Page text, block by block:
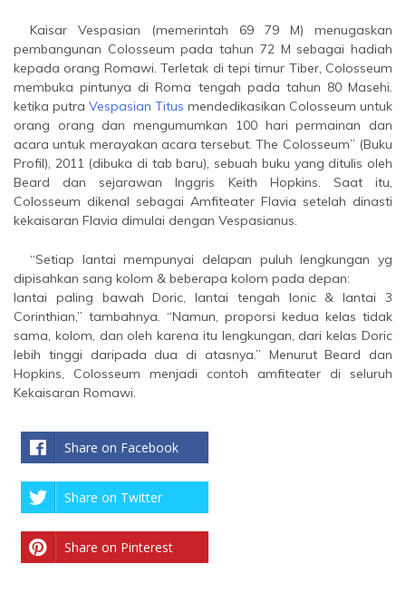
Kaisar Vespasian (memerintah 69 79 M) menugaskan
pembangunan Colosseum pada tahun 72 M sebagai hadiah
kepada orang Romawi. Terletak di tepi timur Tiber, Colosseum
membuka pintunya di Roma tengah pada tahun 80 Masehi.
ketika putra Vespasian Titus mendedikasikan Colosseum untuk
orang orang dan mengumumkan 100 hari permainan dan
acara untuk merayakan acara tersebut. The Colosseum” (Buku
Profil), 2011 (dibuka di tab baru), sebuah buku yang ditulis oleh
Beard dan sejarawan Inggris Keith Hopkins. Saat itu,
Colosseum dikenal sebagai Amfiteater Flavia setelah dinasti
kekaisaran Flavia dimulai dengan Vespasianus.
“Setiap lantai mempunyai delapan puluh lengkungan yg
dipisahkan sang kolom & beberapa kolom pada depan:
lantai paling bawah Doric, lantai tengah Ionic & lantai 3
Corinthian,” tambahnya. “Namun, proporsi kedua kelas tidak
sama, kolom, dan oleh karena itu lengkungan, dari kelas Doric
lebih tinggi daripada dua di atasnya.” Menurut Beard dan
Hopkins, Colosseum menjadi contoh amfiteater di seluruh
Kekaisaran Romawi.
Share on Facebook
Share on Twitter
Share on Pinterest